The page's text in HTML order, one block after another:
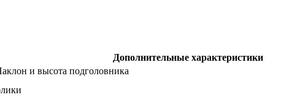
Дополнительные характеристики
и высота подголовника